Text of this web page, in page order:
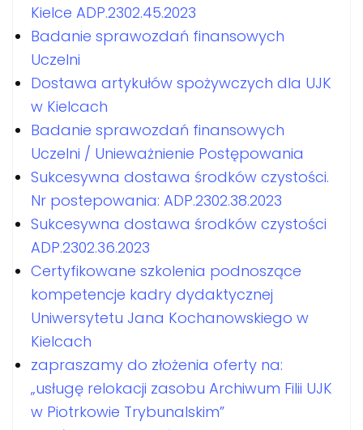
Kielce ADP.2302.45.2023
Badanie sprawozdań finansowych
Uczelni
Dostawa artykułów spożywczych dla UJK
w Kielcach
Badanie sprawozdań finansowych
Uczelni / Unieważnienie Postępowania
Sukcesywna dostawa środków czystości.
Nr postepowania: ADP.2302.38.2023
Sukcesywna dostawa środków czystości
ADP.2302.36.2023
Certyfikowane szkolenia podnoszące
kompetencje kadry dydaktycznej
Uniwersytetu Jana Kochanowskiego w
Kielcach
zapraszamy do złożenia oferty na:
„usługę relokacji zasobu Archiwum Filii UJK
w Piotrkowie Trybunalskim”